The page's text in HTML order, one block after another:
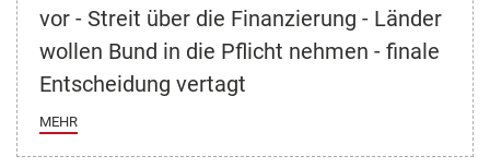
vor - Streit über die Finanzierung - Länder
wollen Bund in die Pflicht nehmen - finale
Entscheidung vertagt
MEHR